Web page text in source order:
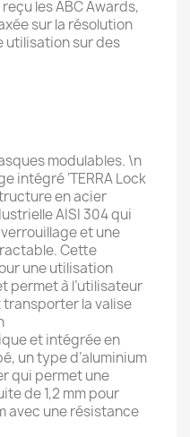
les ABC Awards,
sur la résolution
utilisation sur des
modulables. \n
intégré ‘TERRA Lock
en acier
AISI 304 qui
et une
Cette
une utilisation
permet à l’utilisateur
transporter la valise
et intégrée en
un type d’aluminium
qui permet une
de 1,2 mm pour
avec une résistance